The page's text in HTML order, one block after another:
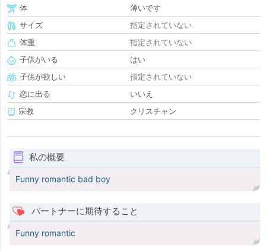
体
薄いです
サイズ
指定されていない
体重
指定されていない
子供がいる
はい
子供が欲しい
指定されていない
恋に出る
いいえ
宗教
クリスチャン
私の概要
Funny romantic bad boy
パートナーに期待すること
Funny romantic